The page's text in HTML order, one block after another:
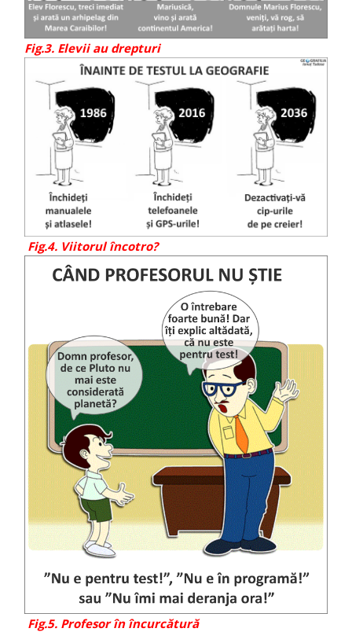
Fig.3. Elevii au drepturi
Fig.4. Viitorul încotro?
Fig.5. Profesor în încurcătură